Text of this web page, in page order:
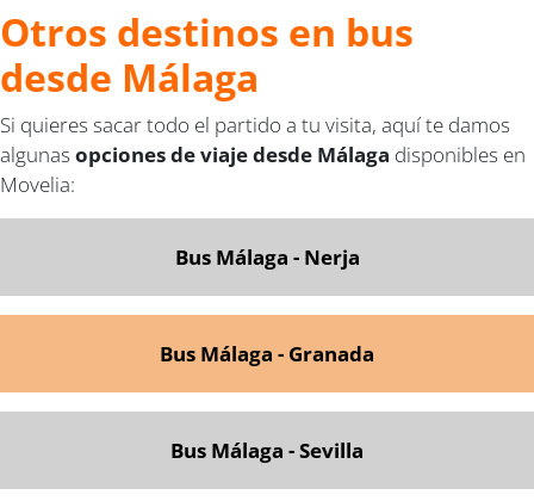
Otros destinos en bus
desde Málaga
Si quieres sacar todo el partido a tu visita, aquí te damos
algunas opciones de viaje desde Málaga disponibles en
Movelia:
Bus Málaga - Nerja
Bus Málaga - Granada
Bus Málaga - Sevilla